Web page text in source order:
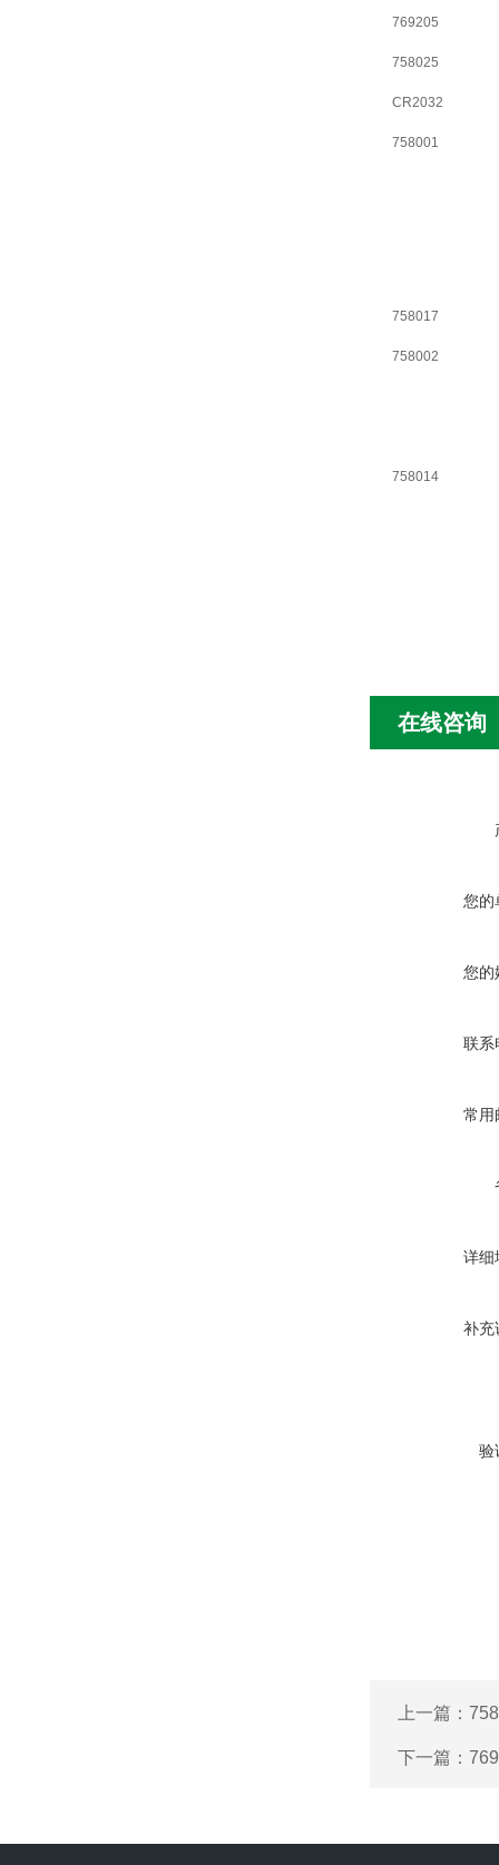
769205
758025
CR2032
758001
758017
758002
758014
在线咨询
您的
您的
联系
常用
详细
补充
验
上一篇：
下一篇：